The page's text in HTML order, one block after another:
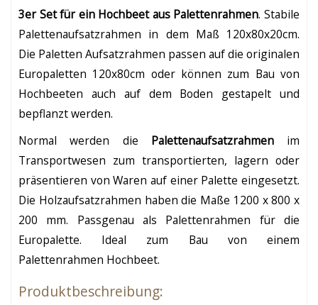
3er Set für ein Hochbeet aus Palettenrahmen. Stabile
Palettenaufsatzrahmen in dem Maß 120x80x20cm.
Die Paletten Aufsatzrahmen passen auf die originalen
Europaletten 120x80cm oder können zum Bau von
Hochbeeten auch auf dem Boden gestapelt und
bepflanzt werden.
Normal werden die Palettenaufsatzrahmenim
Transportwesen zum transportierten, lagern oder
präsentieren von Waren auf einer Palette eingesetzt.
Die Holzaufsatzrahmen haben die Maße 1200 x 800 x
200 mm. Passgenau als Palettenrahmen für die
Europalette. Ideal zum Bau von einem
Palettenrahmen Hochbeet.
Produktbeschreibung: